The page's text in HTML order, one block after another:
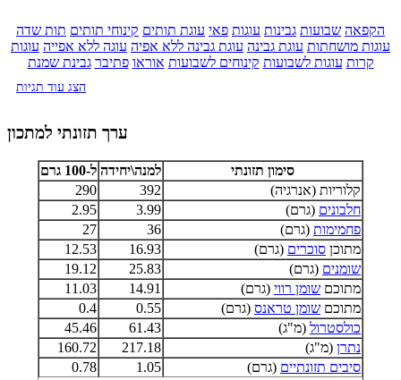
הקפאה שבועות גבינות עוגות פאי עוגת תותים קינוחי תותים תות שדה
עוגות מושחתות עוגת גבינה עוגת גבינה ללא אפיה עוגה ללא אפייה עוגות
קרות עוגות לשבועות קינוחים לשבועות אוראו פתיבר גבינת שמנת
הצג עוד תגיות
ערך תזונתי למתכון
סימון תזונתי למנה\יחידה ל-100 גרם
קלוריות (אנרגיה)
392
290
חלבונים (גרם) 3.99
2.95
פחמימות (גרם) 36
27
מתוכן סוכרים (גרם) 16.93
12.53
שומנים (גרם) 25.83
19.12
מתוכם שומן רווי (גרם) 14.91
11.03
מתוכם שומן טראנס (גרם) 0.55
0.4
כולסטרול (מ"ג) 61.43
45.46
נתרן (מ"ג) 217.18
160.72
סיבים תזונתיים (גרם) 1.05
0.78